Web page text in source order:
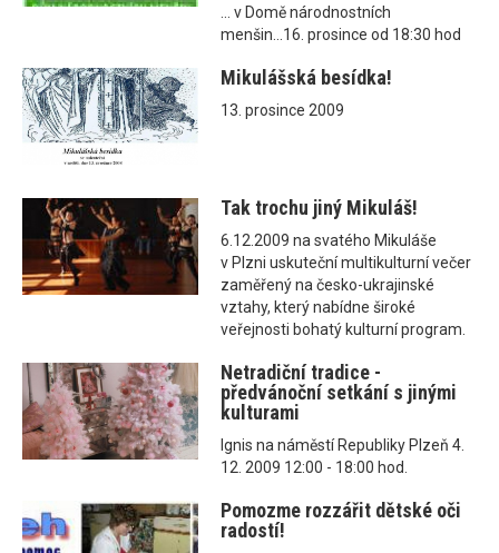
... v Domě národnostních
menšin...16. prosince od 18:30 hod
Mikulášská besídka!
13. prosince 2009
Tak trochu jiný Mikuláš!
6.12.2009 na svatého Mikuláše
v Plzni uskuteční multikulturní večer
zaměřený na česko-ukrajinské
vztahy, který nabídne široké
veřejnosti bohatý kulturní program.
Netradiční tradice -
předvánoční setkání s jinými
kulturami
Ignis na náměstí Republiky Plzeň 4.
12. 2009 12:00 - 18:00 hod.
Pomozme rozzářit dětské oči
radostí!